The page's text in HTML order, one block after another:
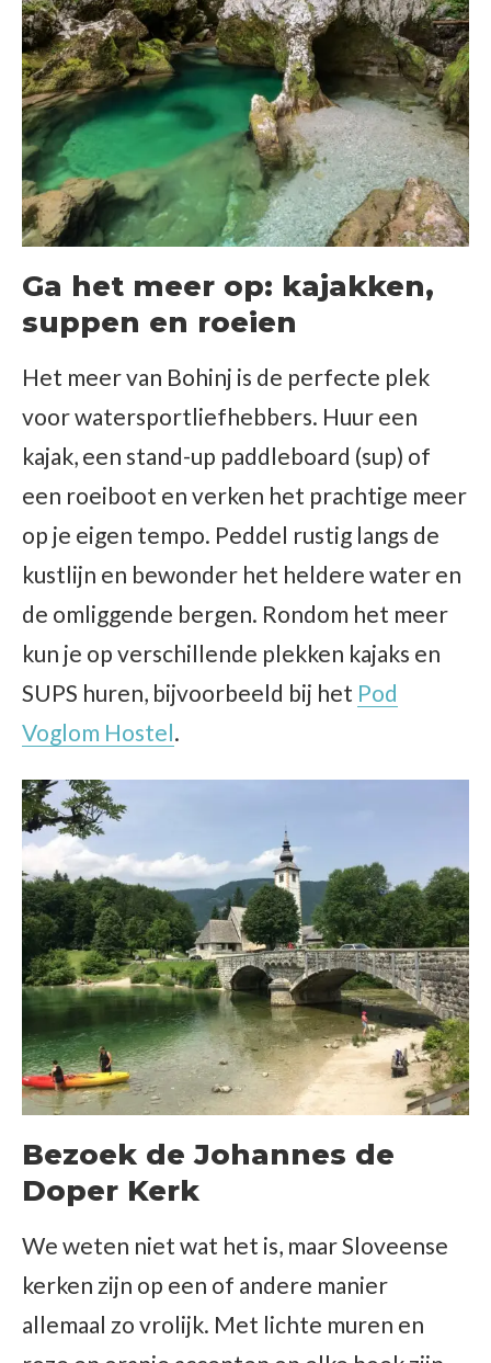
Ga het meer op: kajakken,
suppen en roeien
Het meer van Bohinj is de perfecte plek
voor watersportliefhebbers. Huur een
kajak, een stand-up paddleboard (sup) of
een roeiboot en verken het prachtige meer
op je eigen tempo. Peddel rustig langs de
kustlijn en bewonder het heldere water en
de omliggende bergen. Rondom het meer
kun je op verschillende plekken kajaks en
SUPS huren, bijvoorbeeld bij het Pod
Voglom Hostel.
Bezoek de Johannes de
Doper Kerk
We weten niet wat het is, maar Sloveense
kerken zijn op een of andere manier
allemaal zo vrolijk. Met lichte muren en